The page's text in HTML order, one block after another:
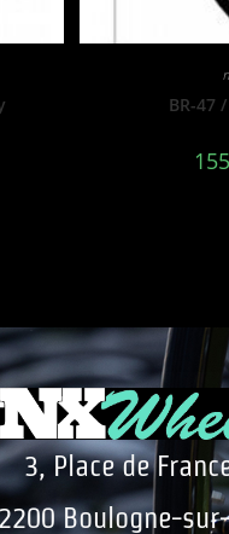
BR-47
3, Place de
Boulogne-